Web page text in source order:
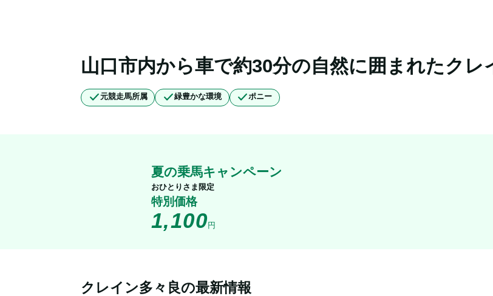
山口市内から車で約30分の自然に囲まれたクレ
元競走馬所属 緑豊かな環境 ポニー
夏の乗馬キャンペーン
おひとりさま限定
特別価格
1,100円
クレイン多々良の最新情報